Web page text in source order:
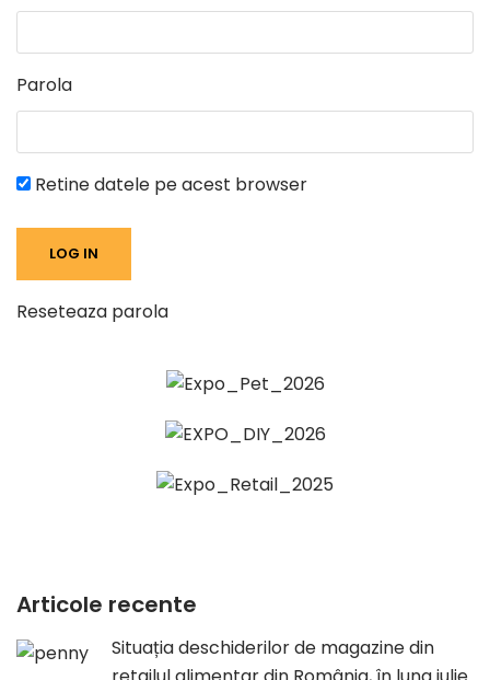
Parola
Retine datele pe acest browser
Reseteaza parola
Articole recente
Situația deschiderilor de magazine din